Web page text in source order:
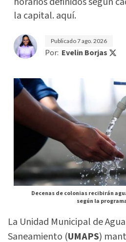
la capital. aquí.
Publicado7 ago. 2026
Por: Evelin Borjas
Decenas de colonias recibirán
según la
La Unidad Municipal de
Saneamiento (UMAPS)